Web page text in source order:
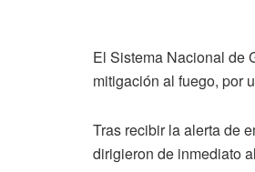
El Sistema Nacional de
mitigación al fuego, por
Tras recibir la alerta de
dirigieron de inmediato